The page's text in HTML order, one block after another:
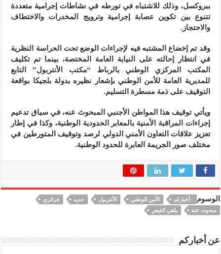
ببروكسل، وذلك للاشتباه في تورطه في نشاطات إجرامية متعددة
تتنوع بين تكوين عصابة إجرامية وترويج المخدرات والاختطاف
والاحتجاز.
وقد تم إخضاع المشتبه فيه لإجراءات الوضع تحت الحراسة النظرية
في انتظار إحالته على النيابة العامة المختصة، بينما تم تكليف
المكتب المركزي الوطني بالرباط “مكتب الأنتربول” التابع
للمديرية العامة للأمن الوطني بإشعار نظيره بدولة بلجيكا بواقعة
التوقيف على ذمة مسطرة التسليم.
ويأتي توقيف هذا المواطن الأجنبي المبحوث عنه، في سياق تدعيم
إجراءات المراقبة الأمنية بالمعابر الحدودية الوطنية، وكذا في إطار
تعزيز علاقات التعاون الأمني الدولي لرصد وتوقيف المتورطين في
مختلف صور الجريمة العابرة للحدود الوطنية.
الوسوم - أخباركم الأمن الوطني الأنتربول جديد
جزائري
مبحوث عنه
يلقي القبض
عن أخباركم